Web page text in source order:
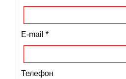
E-mail *
Телефон